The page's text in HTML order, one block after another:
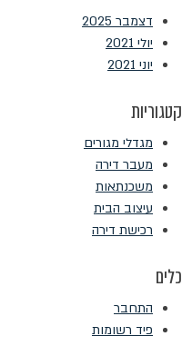
דצמבר 2025
יולי 2021
יוני 2021
קטגוריות
מגדלי מגורים
מעבר דירה
משכנתאות
עיצוב הבית
רכישת דירה
כלים
התחבר
פיד רשומות